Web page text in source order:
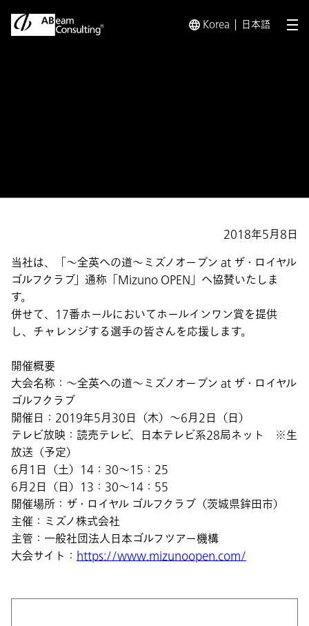
Korea 日本語 メ
2018年5月8日
当社は、「～全英への道～ミズノオープン at ザ・ロイヤル
ゴルフクラブ」通称「Mizuno OPEN」へ協賛いたしま
す。
併せて、17番ホールにおいてホールインワン賞を提供
し、チャレンジする選手の皆さんを応援します。
開催概要
大会名称：～全英への道～ミズノオープン at ザ・ロイヤル
ゴルフクラブ
開催日：2019年5月30日（木）～6月2日（日）
テレビ放映：読売テレビ、日本テレビ系28局ネット ※生
放送（予定）
6月1日（土）14：30～15：25
6月2日（日）13：30～14：55
開催場所：ザ・ロイヤル ゴルフクラブ（茨城県鉾田市）
主催：ミズノ株式会社
主管：一般社団法人日本ゴルフツアー機構
大会サイト： https://www.mizunoopen.com/